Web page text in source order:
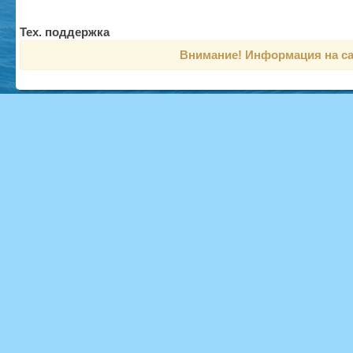
Тех. поддержка
Внимание! Информация на